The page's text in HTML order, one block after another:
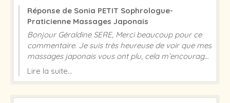
Réponse de Sonia PETIT Sophrologue-
Praticienne Massages Japonais
Bonjour Géraldine SERE, Merci beaucoup pour ce
commentaire. Je suis très heureuse de voir que mes
massages japonais vous ont plu, cela m’encourage
à continuer dans ce sens. Excellente journée et à
Lire la suite...